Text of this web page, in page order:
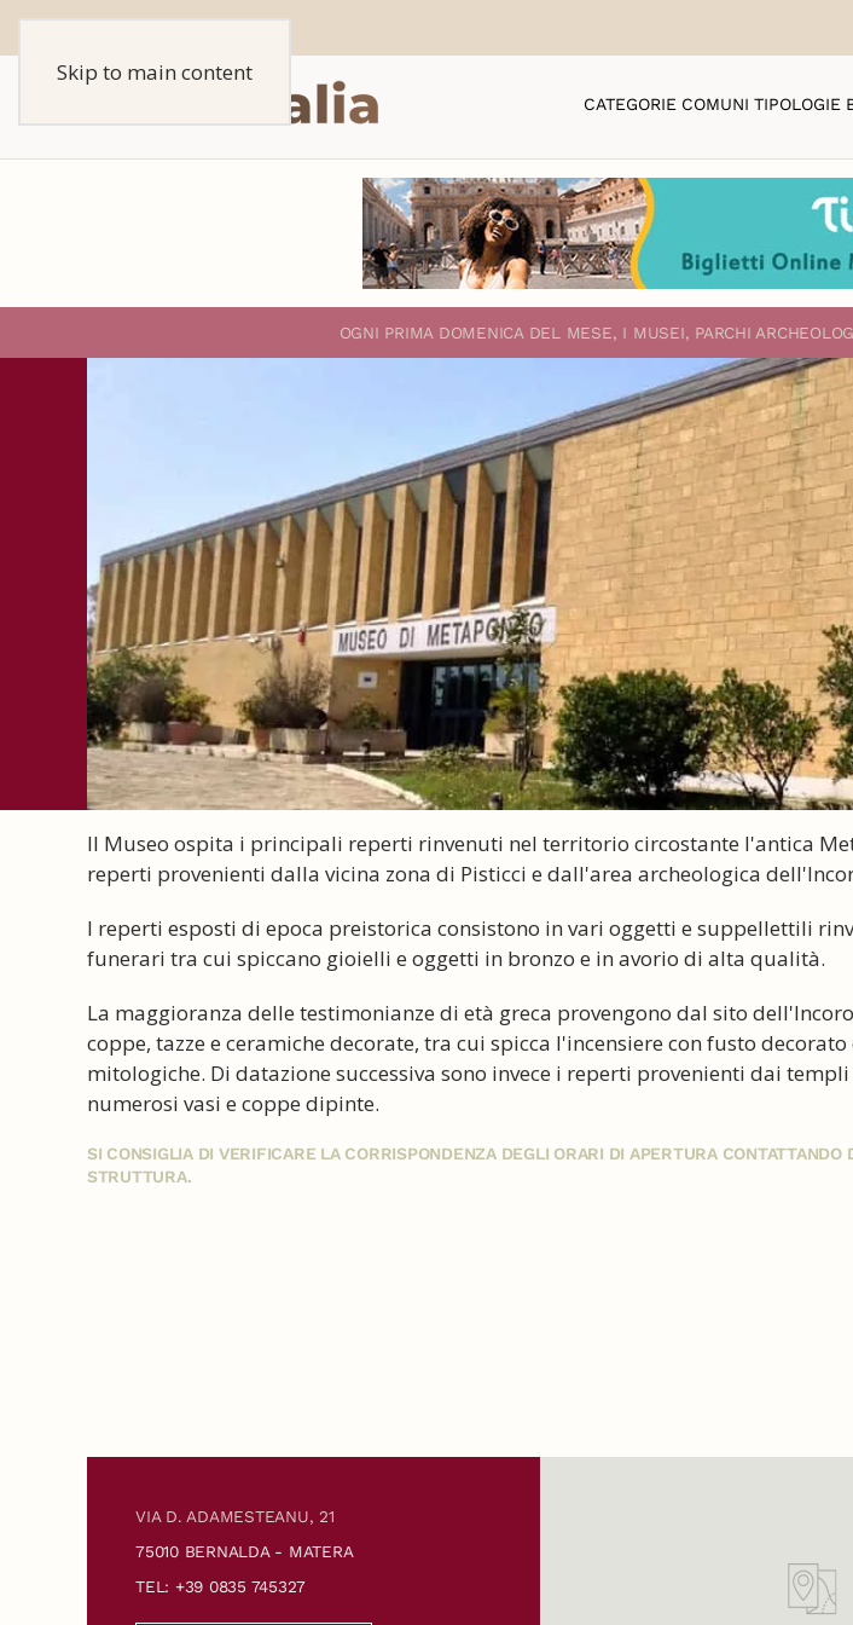
Skip to main content
CATEGORIE COMUNI TIPOLOGIE
OGNI PRIMA DOMENICA DEL MESE, I MUSEI, PARCHI
Il Museo ospita i principali reperti rinvenuti nel territorio circostante l'antica
reperti provenienti dalla vicina zona di Pisticci e dall'area archeologica
I reperti esposti di epoca preistorica consistono in vari oggetti e suppellettili
funerari tra cui spiccano gioielli e oggetti in bronzo e in avorio di alta qualità.
La maggioranza delle testimonianze di età greca provengono dal sito
coppe, tazze e ceramiche decorate, tra cui spicca l'incensiere con fusto
mitologiche. Di datazione successiva sono invece i reperti provenienti dai
numerosi vasi e coppe dipinte.
SI CONSIGLIA DI VERIFICARE LA CORRISPONDENZA DEGLI ORARI DI APERTURA CONTATTANDO
STRUTTURA.
VIA D. ADAMESTEANU, 21
75010 BERNALDA - MATERA
TEL: +39 0835 745327